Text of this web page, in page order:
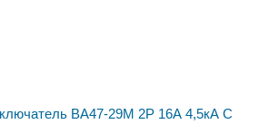
ВА47-29М 2P 16А 4,5кА С